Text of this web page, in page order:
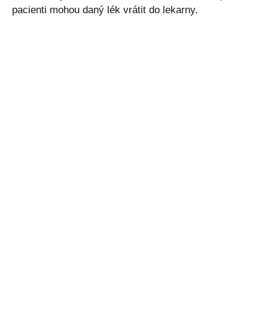
pacienti mohou daný lék vrátit do lekarny.